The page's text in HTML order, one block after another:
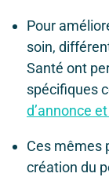
Pour
soin,
Santé ont
spécifiques
d’annonce
Ces mêmes
création du